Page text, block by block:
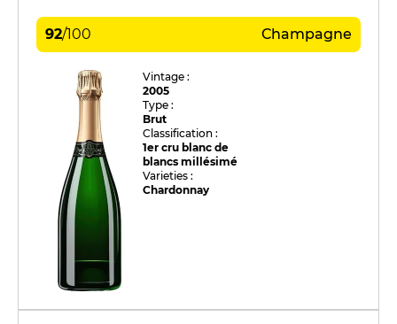
92/100 Champagne
Vintage :
2005
Type :
Brut
Classification :
1er cru blanc de
blancs millésimé
Varieties :
Chardonnay